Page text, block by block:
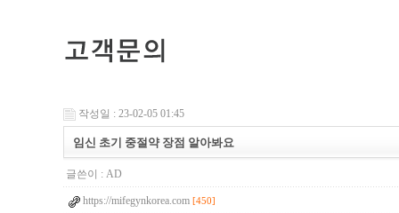
작성일 : 23-02-05 01:45
임신 초기 중절약 장점 알아봐요
글쓴이 : AD
https://mifegynkorea.com [450]